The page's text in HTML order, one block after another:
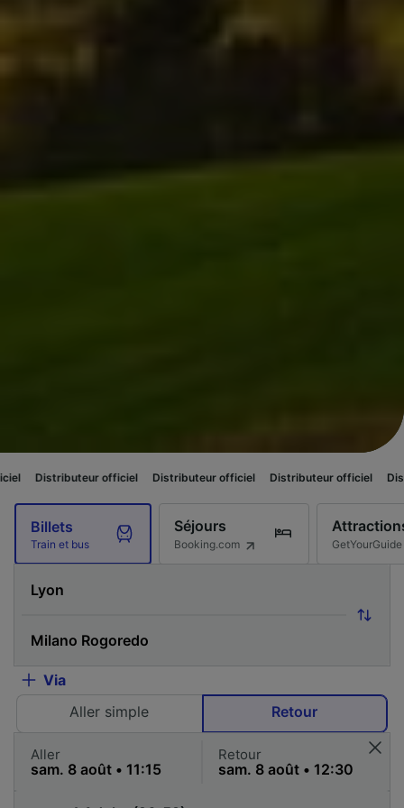
officiel Distributeur officiel Distributeur officiel Distributeur
Billets
Train et bus
Séjours
Booking.com GetYourGuide
Via
Aller simple
Retour
Aller Retour